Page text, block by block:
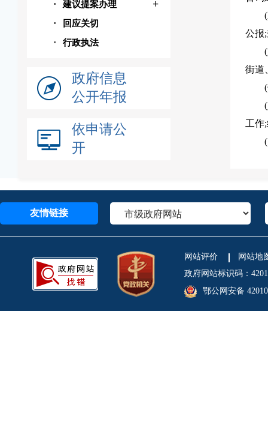
建议提案办理
+
回应关切
行政执法
政府信息
公开年报
依申请公
开
公报
街道
工作
友情链接
网站评价
网站地
政府网站标识码：
鄂公网安备